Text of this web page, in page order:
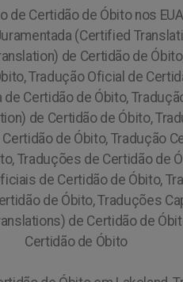
Certidão de Óbito nos
(Certified
de Certidão de
Tradução Oficial de
Certidão de Óbito,
de Certidão de Óbito,
de Óbito, Tradução
Traduções de Certidão de
de Certidão de Óbito,
de Óbito, Traduções
de Certidão de
Certidão de Óbito